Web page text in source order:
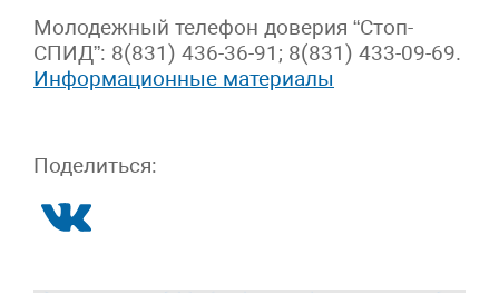
Молодежный телефон доверия “Стоп-
СПИД”: 8(831) 436-36-91; 8(831) 433-09-69.
Информационные материалы
Поделиться: